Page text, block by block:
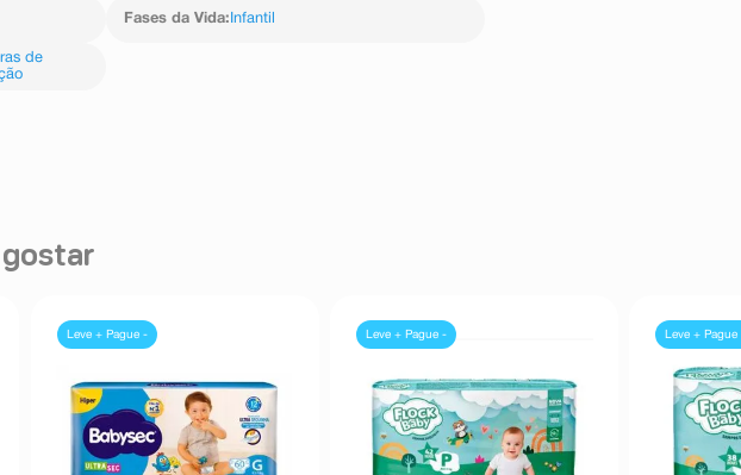
Fases da Vida: Infantil
de
gostar
Leve + Pague - Leve + Pague - Leve + Pague